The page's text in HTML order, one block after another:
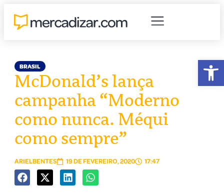
BRASIL
McDonald’s lança
campanha “Moderno
como nunca. Méqui
como sempre”
ARIELBENTES 19 DE FEVEREIRO, 2020 17:47